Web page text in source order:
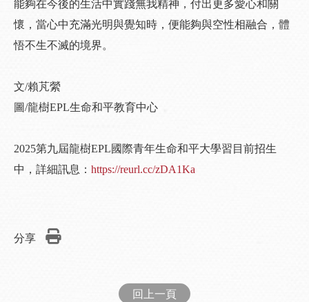
能夠在今後的生活中實踐無我精神，付出更多愛心和關
懷，當心中充滿光明與覺知時，便能夠與空性相融合，體
悟不生不滅的境界。
文/賴芃縈
圖/龍樹EPL生命和平教育中心
2025第九屆龍樹EPL國際青年生命和平大學習目前招生
中，詳細訊息： https://reurl.cc/zDA1Ka
分享
回上一頁